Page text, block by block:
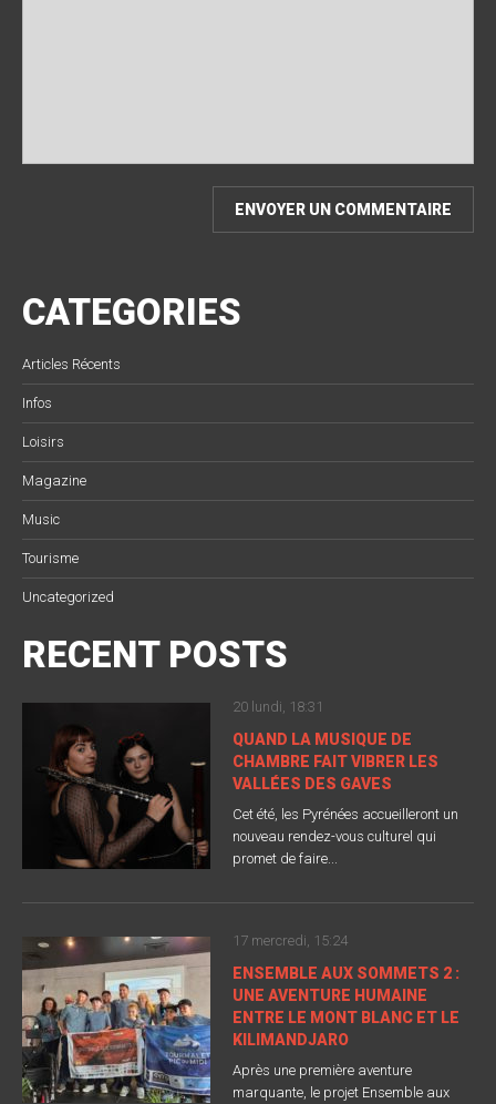
CATEGORIES
Articles Récents
Infos
Loisirs
Magazine
Music
Tourisme
Uncategorized
RECENT POSTS
20 lundi, 18:31
QUAND LA MUSIQUE DE
CHAMBRE FAIT VIBRER LES
VALLÉES DES GAVES
Cet été, les Pyrénées accueilleront un
nouveau rendez-vous culturel qui
promet de faire...
17 mercredi, 15:24
ENSEMBLE AUX SOMMETS 2 :
UNE AVENTURE HUMAINE
ENTRE LE MONT BLANC ET LE
KILIMANDJARO
Après une première aventure
marquante, le projet Ensemble aux